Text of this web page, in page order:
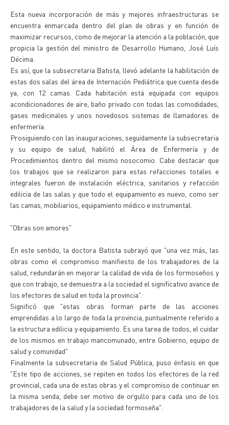
Esta nueva incorporación de más y mejores infraestructuras se
encuentra enmarcada dentro del plan de obras y en función de
maximizar recursos, como de mejorar la atención a la población, que
propicia la gestión del ministro de Desarrollo Humano, José Luís
Décima.
Es así, que la subsecretaria Batista, llevó adelante la habilitación de
estas dos salas del área de Internación Pediátrica que cuenta desde
ya, con 12 camas. Cada habitación está equipada con equipos
acondicionadores de aire, baño privado con todas las comodidades,
gases medicinales y unos novedosos sistemas de llamadores de
enfermería.
Prosiguiendo con las inauguraciones, seguidamente la subsecretaria
y su equipo de salud, habilitó el Área de Enfermería y de
Procedimientos dentro del mismo nosocomio. Cabe destacar que
los trabajos que se realizaron para estas refacciones totales e
integrales fueron de instalación eléctrica, sanitarios y refacción
edilicia de las salas y que todo el equipamiento es nuevo, como ser
las camas, mobiliarios, equipamiento médico e instrumental.
"Obras son amores"
En este sentido, la doctora Batista subrayó que "una vez más, las
obras como el compromiso manifiesto de los trabajadores de la
salud, redundarán en mejorar la calidad de vida de los formoseños y
que con trabajo, se demuestra a la sociedad el significativo avance de
los efectores de salud en toda la provincia".
Significó que "estas obras forman parte de las acciones
emprendidas a lo largo de toda la provincia, puntualmente referido a
la estructura edilicia y equipamiento. Es una tarea de todos, el cuidar
de los mismos en trabajo mancomunado, entre Gobierno, equipo de
salud y comunidad"
Finalmente la subsecretaria de Salud Pública, puso énfasis en que
"Este tipo de acciones, se repiten en todos los efectores de la red
provincial, cada una de estas obras y el compromiso de continuar en
la misma senda, debe ser motivo de orgullo para cada uno de los
trabajadores de la salud y la sociedad formoseña".